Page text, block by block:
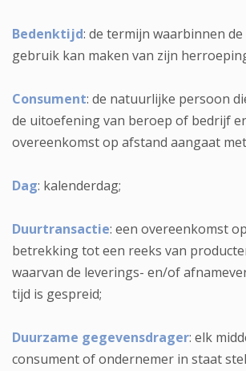
Bedenktijd: de termijn waarbinnen
gebruik kan maken van zijn
Consument: de natuurlijke persoon
de uitoefening van beroep of bedrijf
overeenkomst op afstand aangaat
Dag: kalenderdag;
Duurtransactie: een overeenkomst
betrekking tot een reeks van
waarvan de leverings- en/of
tijd is gespreid;
Duurzame gegevensdrager: elk
consument of ondernemer in staat